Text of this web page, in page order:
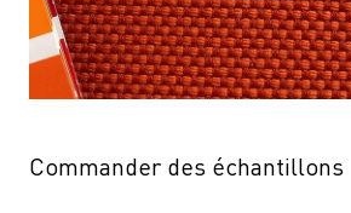
Commander des échantillons